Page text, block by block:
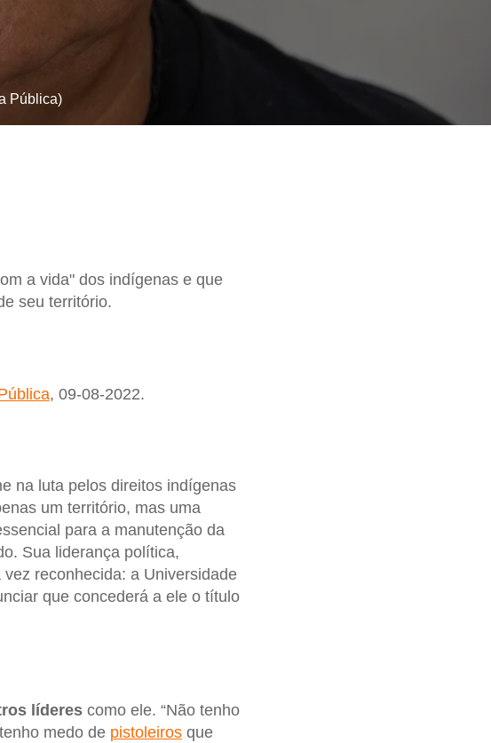
Pública)
a vida" dos indígenas e que
seu território.
, 09-08-2022.
na luta pelos direitos indígenas
um território, mas uma
para a manutenção da
Sua liderança política,
reconhecida: a Universidade
que concederá a ele o título
líderescomo ele. “Não tenho
medo de pistoleirosque